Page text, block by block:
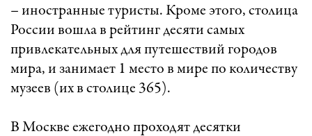
– иностранные туристы. Кроме этого, столица
России вошла в рейтинг десяти самых
привлекательных для путешествий городов
мира, и занимает 1 место в мире по количеству
музеев (их в столице 365).
В Москве ежегодно проходят десятки